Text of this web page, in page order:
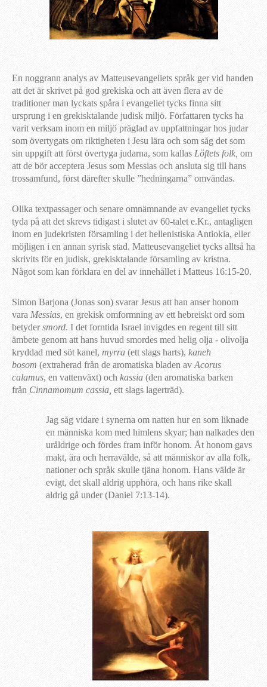
En noggrann analys av Matteusevangeliets språk ger vid handen
att det är skrivet på god grekiska och att även flera av de
traditioner man lyckats spåra i evangeliet tycks finna sitt
ursprung i en grekisktalande judisk miljö. Författaren tycks ha
varit verksam inom en miljö präglad av uppfattningar hos judar
som övertygats om riktigheten i Jesu lära och som såg det som
sin uppgift att först övertyga judarna, som kallas Löftets folk, om
att de bör acceptera Jesus som Messias och ansluta sig till hans
trossamfund, först därefter skulle ”hedningarna” omvändas.
Olika textpassager och senare omnämnande av evangeliet tycks
tyda på att det skrevs tidigast i slutet av 60-talet e.Kr., antagligen
inom en judekristen församling i det hellenistiska Antiokia, eller
möjligen i en annan syrisk stad. Matteusevangeliet tycks alltså ha
skrivits för en judisk, grekisktalande församling av kristna.
Något som kan förklara en del av innehållet i Matteus 16:15-20.
Simon Barjona (Jonas son) svarar Jesus att han anser honom
vara Messias, en grekisk omformning av ett hebreiskt ord som
betydersmord. I det forntida Israel invigdes en regent till sitt
ämbete genom att hans huvud smordes med helig olja - olivolja
kryddad med söt kanel, myrra (ett slags harts), kaneh
bosom (extraherad från de aromatiska bladen av Acorus
calamus, en vattenväxt) och kassia (den aromatiska barken
från Cinnamomum cassia, ett slags lagerträd).
Jag såg vidare i synerna om natten hur en som liknade
en människa kom med himlens skyar; han nalkades den
uråldrige och fördes fram inför honom. Åt honom gavs
makt, ära och herravälde, så att människor av alla folk,
nationer och språk skulle tjäna honom. Hans välde är
evigt, det skall aldrig upphöra, och hans rike skall
aldrig gå under (Daniel 7:13-14).